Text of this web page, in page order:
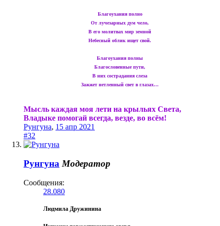
Благоухания полно
От лучезарных дум чело,
В его молитвах мир земной
Небесный облик ищет свой.
Благоухания полны
Благословенные пути,
В них сострадания слеза
Зажжет нетленный свет в глазах…
Мысль каждая моя лети на крыльях Света,
Владыке помогай всегда, везде, во всём!
Рунгуна, 15 апр 2021
#32
Рунгуна Модератор
Сообщения:
28.080
Людмила Дружинина